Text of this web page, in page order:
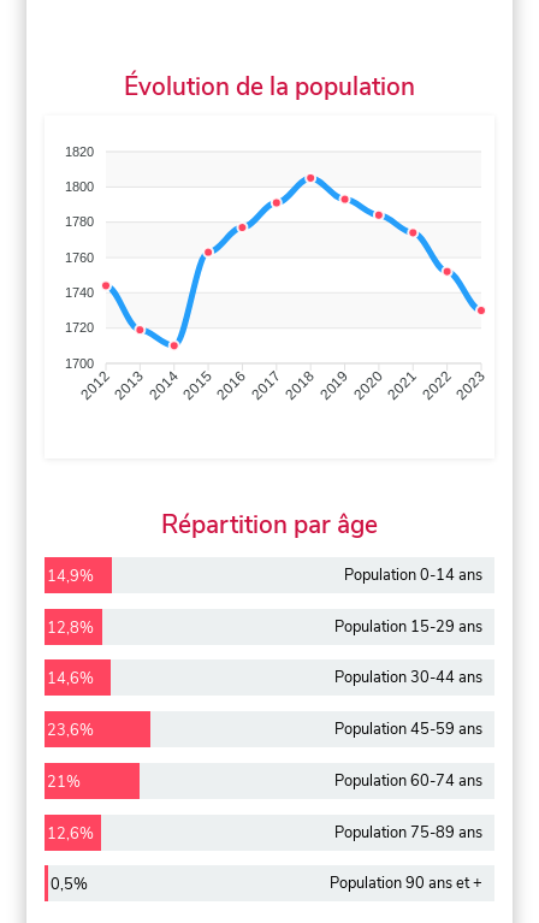
Évolution de la population
1820
1800
1780
1760
1740
1720
1700
201220132014201520162017 20182019 2020202120222023
Répartition par âge
14,9% Population 0-14 ans
12,8% Population 15-29 ans
14,6% Population 30-44 ans
23,6% Population 45-59 ans
21% Population 60-74 ans
12,6% Population 75-89 ans
0,5% Population 90 ans et +